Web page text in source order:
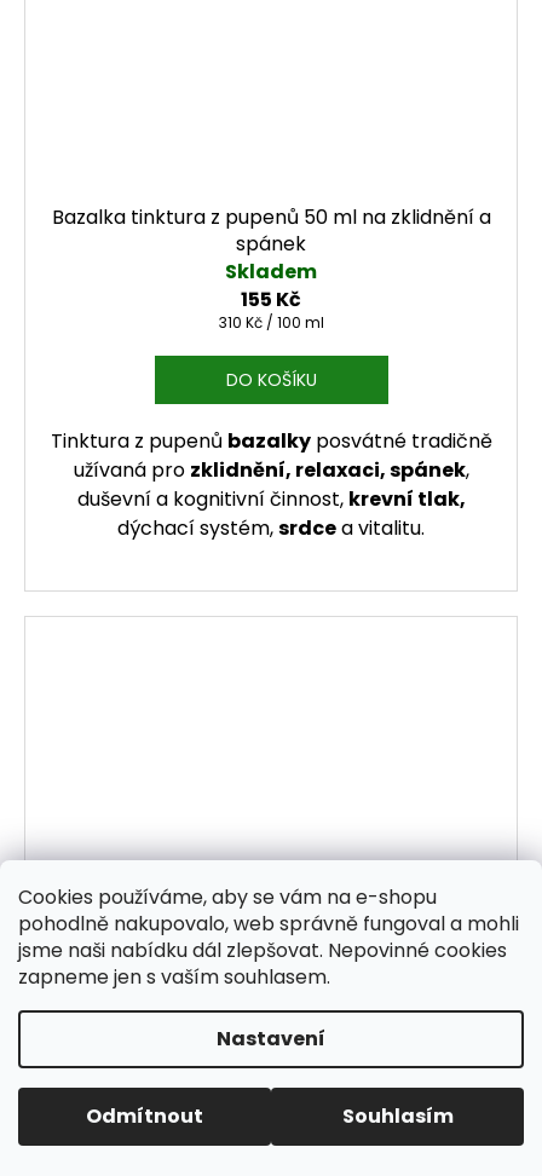
Cookies používáme, aby se vám na e-shopu
pohodlně nakupovalo, web správně fungoval a mohli
jsme naši nabídku dál zlepšovat. Nepovinné cookies
zapneme jen s vaším souhlasem.
Nastavení
Odmítnout Souhlasím
Bazalka tinktura z pupenů 50 ml na zklidnění a
spánek
Skladem
155 Kč
Měrná cena:
310 Kč / 100 ml
DO KOŠÍKU
Tinktura z pupenů bazalkyposvátné tradičně
užívaná pro zklidnění, relaxaci, spánek,
duševní a kognitivní činnost, krevní tlak,
dýchací systém,srdcea vitalitu.